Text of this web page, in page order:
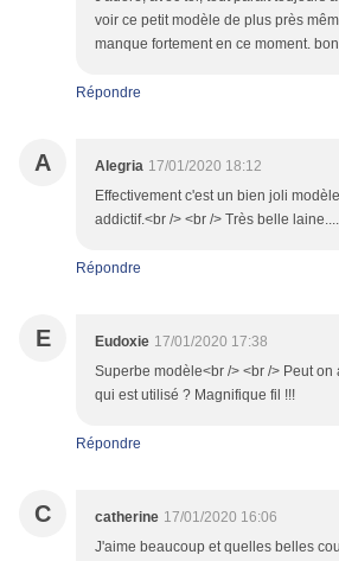
voir ce petit modèle de plus près
manque fortement en ce moment.
Répondre
A Alegria 17/01/2020 18:12
Effectivement c'est un bien joli
addictif.<br /> <br /> Très belle laine....
Répondre
E Eudoxie 17/01/2020 17:38
Superbe modèle<br /> <br /> Peut on
qui est utilisé ? Magnifique fil !!!
Répondre
C catherine 17/01/2020 16:06
J'aime beaucoup et quelles belles